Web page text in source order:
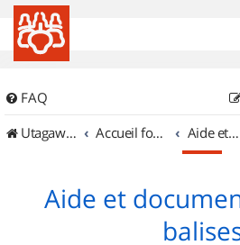
FAQ
UtagawaVTT (Randos VTT et VTTAE avec traces GPS)
Accueil forum Aide et documentation
Aide et